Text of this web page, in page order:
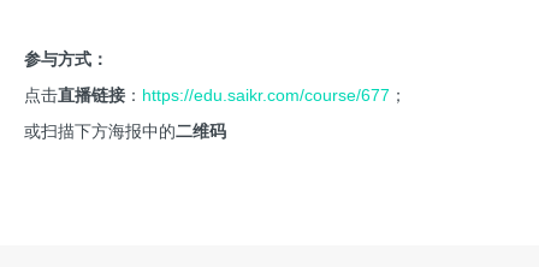
参与方式：
点击直播链接 ： https://edu.saikr.com/course/677 ；
或扫描下方海报中的二维码